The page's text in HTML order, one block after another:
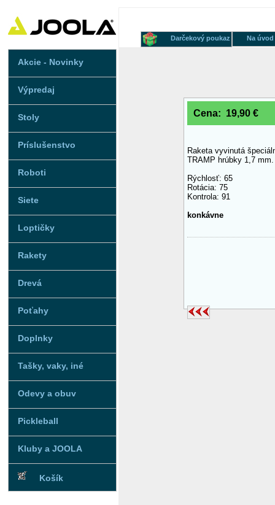
Akcie - Novinky
Výpredaj
Stoly
Príslušenstvo
Roboti
Siete
Loptičky
Rakety
Drevá
Poťahy
Doplnky
Tašky, vaky, iné
Odevy a obuv
Pickleball
Kluby a JOOLA
Košík
Na úvod
Darčekový poukaz
Cena: 19,90 €
Raketa vyvinutá
TRAMP hrúbky 1,7 mm.
Rýchlosť: 65
Rotácia: 75
Kontrola: 91
konkávne